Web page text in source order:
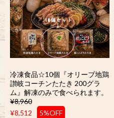
冷凍食品☆10個『オリーブ地鶏
讃岐コーチンたたき 200グラ
ム』解凍のみで食べられます。
¥8,960
¥8,512
5%OFF